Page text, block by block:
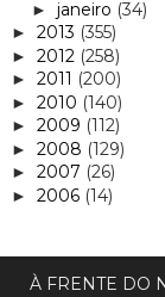
► janeiro (34)
► 2013 (355)
► 2012 (258)
► 2011 (200)
► 2010 (140)
► 2009 (112)
► 2008 (129)
► 2007 (26)
► 2006 (14)
À FRENTE DO